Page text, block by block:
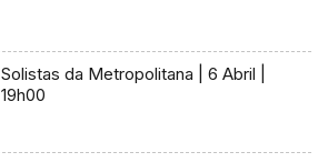
Solistas da Metropolitana | 6 Abril |
19h00